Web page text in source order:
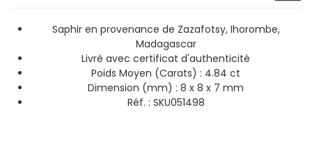
Saphir en provenance de Zazafotsy, Ihorombe,
Madagascar
Livré avec certificat d'authenticité
Poids Moyen (Carats) : 4.84 ct
Dimension (mm) : 8 x 8 x 7 mm
Réf. : SKU051498